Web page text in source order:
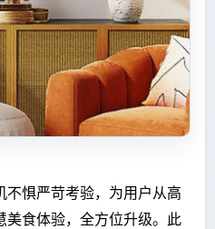
不惧严苛考验，为用户从高
美食体验，全方位升级。此